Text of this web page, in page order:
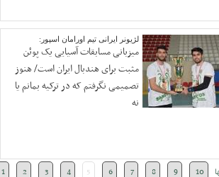
لژیونر ایرانی تیم اورامان اسپور:
میزبانی مسابقات آسیایی یک پوئن
مثبت برای هندبال ایران است/ هنوز
تصمیمی نگرفتم که در ترکیه بمانم یا
نه
1 2 3 4 5 6 7 8 9 10